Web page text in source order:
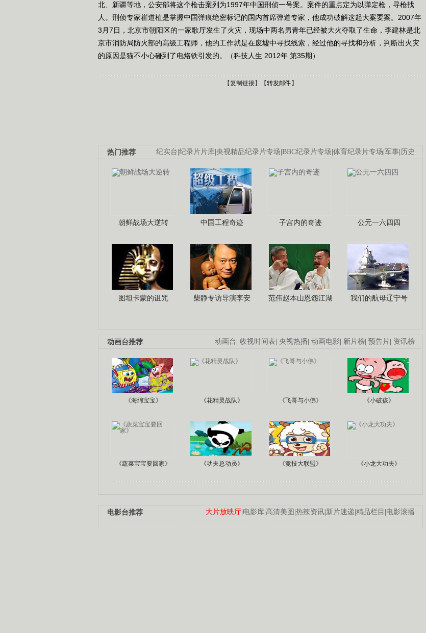
北、新疆等地，公安部将这个枪击案列为1997年中国刑侦一号案。案件的重点定为以弹定枪，寻枪找
人。刑侦专家崔道植是掌握中国弹痕绝密标记的国内首席弹道专家，他成功破解这起大案要案。2007年
3月7日，北京市朝阳区的一家歌厅发生了火灾，现场中两名男青年已经被大火夺取了生命，李建林是北
京市消防局防火部的高级工程师，他的工作就是在废墟中寻找线索，经过他的寻找和分析，判断出火灾
的原因是猫不小心碰到了电烙铁引发的。（科技人生 2012年 第35期）
【复制链接】【转发邮件 】
纪实台 纪录片片库 央视精品纪录片专场 BBC纪录片专场 体育纪录片专场 军事 历史
热门推荐
朝鲜战场大逆转 中国工程奇迹 子宫内的奇迹 公元一六四四
图坦卡蒙的诅咒 柴静专访导演李安 范伟赵本山恩怨江湖 我们的航母辽宁号
动画台 收视时间表 央视热播 动画电影 新片榜 预告片 资讯榜
动画台推荐
《海绵宝宝》 《花精灵战队》 《飞哥与小佛》 《小破孩》
《蔬菜宝宝要回家》 《功夫总动员》 《竞技大联盟》 《小龙大功夫》
大片放映厅 电影库 高清美图 热辣资讯 新片速递 精品栏目 电影滚播
电影台推荐